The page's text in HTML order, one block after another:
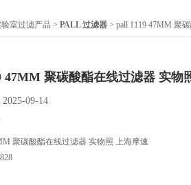
室过滤产品 > PALL 过滤器 > pall 1119 47MM 聚
47MM 聚碳酸酯在线过滤器 实物
09-14
聚碳酸酯在线过滤器 实物照 上海摩速